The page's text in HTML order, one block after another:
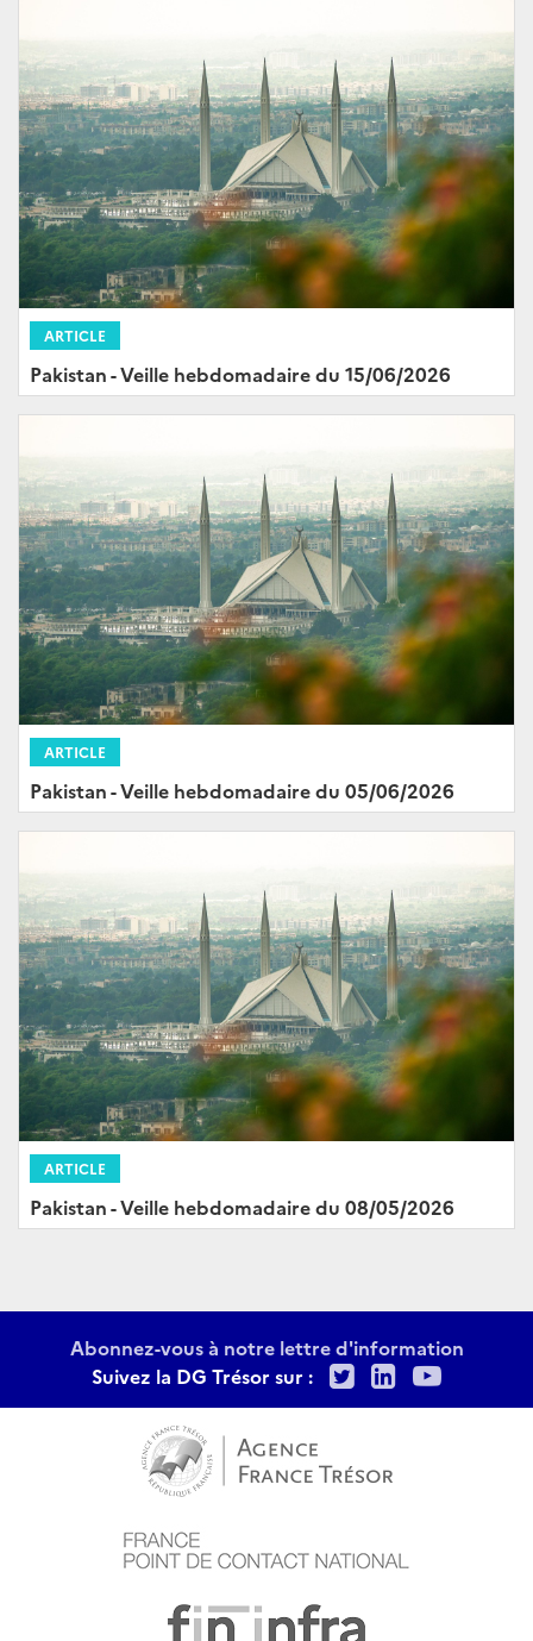
ARTICLE
Pakistan - Veille hebdomadaire du 15/06/2026
ARTICLE
Pakistan - Veille hebdomadaire du 05/06/2026
ARTICLE
Pakistan - Veille hebdomadaire du 08/05/2026
Abonnez-vous à notre lettre d'information
Suivez la DG Trésor sur :
TwitterLinkedIn